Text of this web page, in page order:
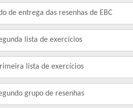
de entrega das resenhas de EBC
lista de exercícios
lista de exercícios
grupo de resenhas